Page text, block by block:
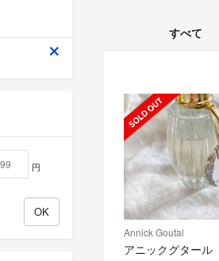
すべて
Annick Goutal
円